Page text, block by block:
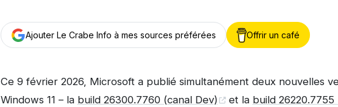
Ajouter Le Crabe Info à mes sources préférées Offrir un café
Ce 9 février 2026, Microsoft a publié simultanément deux nouvelles
Windows 11 – la build 26300.7760 (canal Dev) et la build 26220.7755